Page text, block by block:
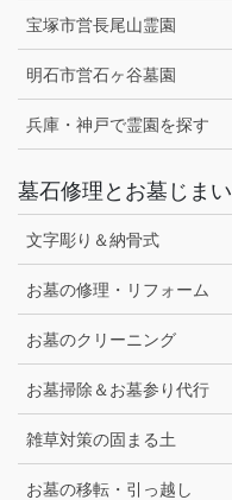
宝塚市営長尾山霊園
明石市営石ヶ谷墓園
兵庫・神戸で霊園を探す
墓石修理とお墓じまい
文字彫り＆納骨式
お墓の修理・リフォーム
お墓のクリーニング
お墓掃除＆お墓参り代行
雑草対策の固まる土
お墓の移転・引っ越し